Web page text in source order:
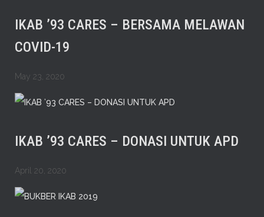
IKAB ’93 CARES – BERSAMA MELAWAN
COVID-19
May 23, 2020
IKAB ’93 CARES – DONASI UNTUK APD
April 20, 2020